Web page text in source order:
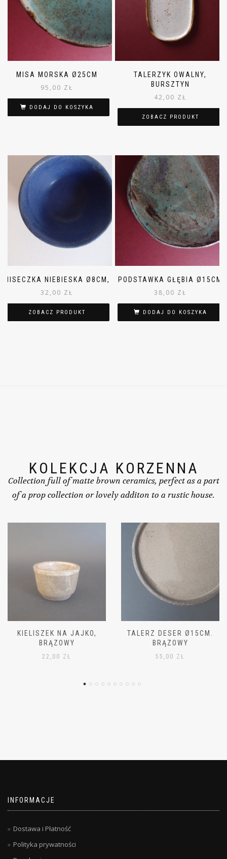
MISA MORSKA Ø25CM
95,00 ZŁ
DODAJ DO KOSZYKA
TALERZYK OWALNY,
BURSZTYN
42,00 ZŁ
ZOBACZ PRODUKT
MISECZKA NIEBIESKA Ø8CM,
32,00 ZŁ
ZOBACZ PRODUKT
PODSTAWKA GŁĘBIA Ø15CM
38,00 ZŁ
DODAJ DO KOSZYKA
KOLEKCJA KORZENNA
Collection full of matte brown ceramics, perfect as a part
of a prop collection or lovely additon to a rustic house.
TALERZ DESER Ø15CM.
BRĄZOWY
55,00 ZŁ
MISKA MAŁA Ø11CM,
BRĄZOWA
42,00 ZŁ
INFORMACJE
Dostawa i Płatność
Polityka prywatności